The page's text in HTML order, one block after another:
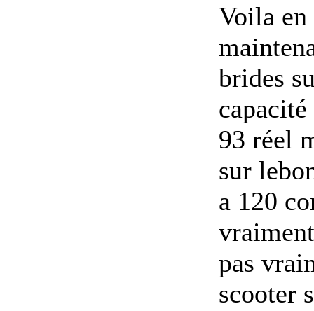
Voila
brides
93 réel
sur
a 120
pas
scooter